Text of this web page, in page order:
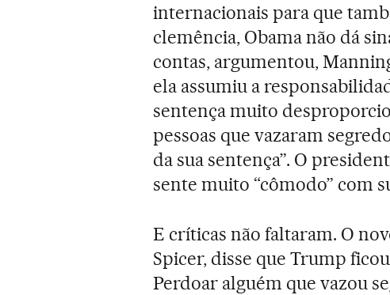
internacionais para que
clemência, Obama não dá
contas, argumentou,
ela assumiu a
sentença muito
pessoas que vazaram
da sua sentença”. O
sente muito “cômodo” com
E críticas não faltaram. O
Spicer, disse que Trump
Perdoar alguém que vazou